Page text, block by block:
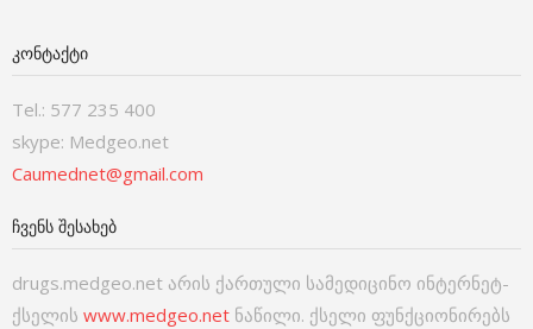
ᲙᲝᲜᲢᲐᲥᲢᲘ
Tel.: 577 235 400
skype: Medgeo.net
Caumednet@gmail.com
ᲩᲕᲔᲜᲡ ᲨᲔᲡᲐᲮᲔᲑ
drugs.medgeo.net არის ქართული სამედიცინო ინტერნეტ-
ქსელის www.medgeo.net ნაწილი. ქსელი ფუნქციონირებს